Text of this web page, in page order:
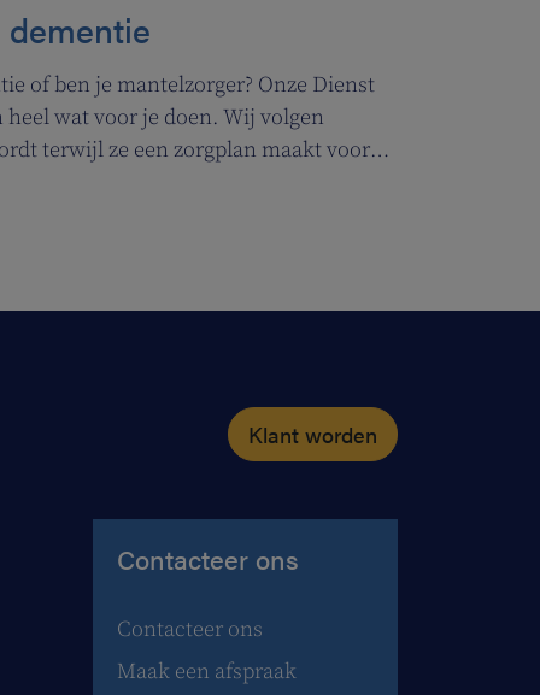
of ben je mantelzorger? Onze Dienst
wat voor je doen. Wij volgen
terwijl ze een zorgplan maakt voor
Klant worden
Contacteer ons
Contacteer ons
Maak een afspraak